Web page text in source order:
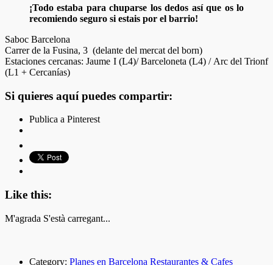
¡Todo estaba para chuparse los dedos así que os lo
recomiendo seguro si estais por el barrio!
Saboc Barcelona
Carrer de la Fusina, 3 (delante del mercat del born)
Estaciones cercanas: Jaume I (L4)/ Barceloneta (L4) / Arc del Trionf
(L1 + Cercanías)
Si quieres aquí puedes compartir:
Publica a Pinterest
Like this:
M'agrada S'està carregant...
Category: Planes en Barcelona Restaurantes & Cafes